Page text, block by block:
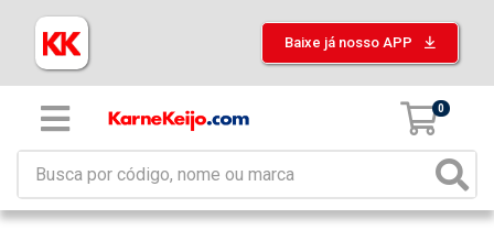
Baixe já nosso APP
0